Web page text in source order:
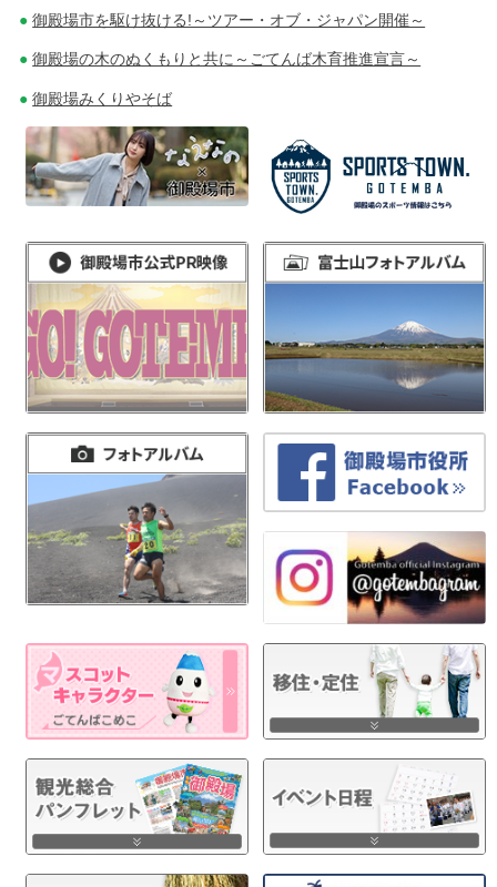
御殿場市を駆け抜ける!～ツアー・オブ・ジャパン開催～
御殿場の木のぬくもりと共に～ごてんば木育推進宣言～
御殿場みくりやそば